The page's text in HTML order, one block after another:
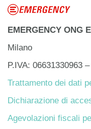
EMERGENCY ONG
Milano
P.IVA: 06631330963
Trattamento dei dati
Dichiarazione di
Agevolazioni fiscali